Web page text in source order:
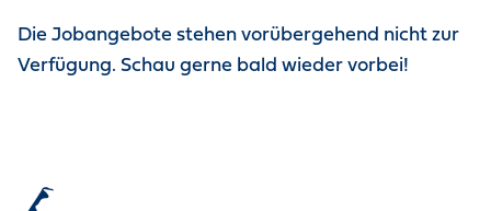
Die Jobangebote stehen vorübergehend nicht zur
Verfügung. Schau gerne bald wieder vorbei!